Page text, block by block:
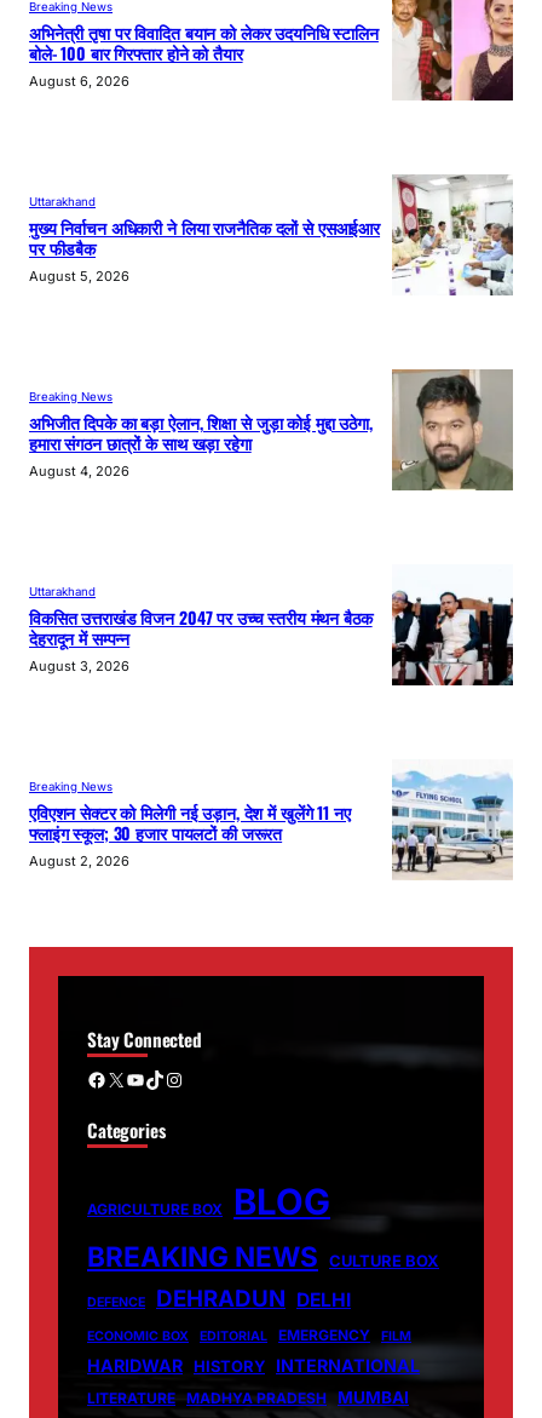
Breaking News
अभिनेत्री तृषा पर विवादित बयान को लेकर उदयनिधि स्टालिन
बोले- 100 बार गिरफ्तार होने को तैयार
August 6, 2026
Uttarakhand
मुख्य निर्वाचन अधिकारी ने लिया राजनैतिक दलों से एसआईआर
पर फीडबैक
August 5, 2026
Breaking News
अभिजीत दिपके का बड़ा ऐलान, शिक्षा से जुड़ा कोई मुद्दा उठेगा,
हमारा संगठन छात्रों के साथ खड़ा रहेगा
August 4, 2026
Uttarakhand
विकसित उत्तराखंड विजन 2047 पर उच्च स्तरीय मंथन बैठक
देहरादून में सम्पन्न
August 3, 2026
Breaking News
एविएशन सेक्टर को मिलेगी नई उड़ान, देश में खुलेंगे 11 नए
फ्लाइंग स्कूल; 30 हजार पायलटों की जरूरत
August 2, 2026
Stay Connected
Facebook X YouTube TikTok Instagram
Categories
AGRICULTURE BOX BLOG
BREAKING NEWS CULTURE BOX
DEFENCE DEHRADUN DELHI
ECONOMIC BOX EDITORIAL EMERGENCY FILM
HARIDWAR HISTORY INTERNATIONAL
LITERATURE MADHYA PRADESH MUMBAI